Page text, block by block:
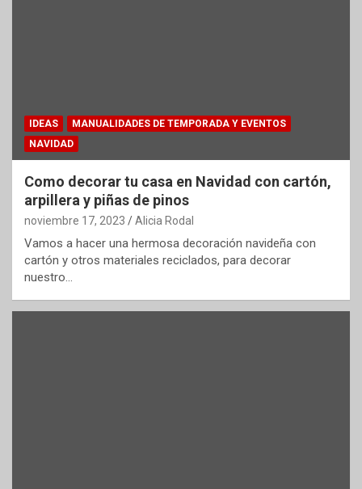
IDEAS
MANUALIDADES DE TEMPORADA Y EVENTOS
NAVIDAD
Como decorar tu casa en Navidad con cartón,
arpillera y piñas de pinos
noviembre 17, 2023 Alicia Rodal
Vamos a hacer una hermosa decoración navideña con
cartón y otros materiales reciclados, para decorar
nuestro…